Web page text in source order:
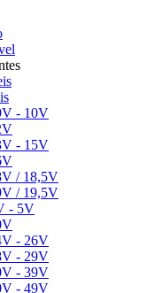
- 10V
- 15V
/ 18,5V
/ 19,5V
- 5V
- 26V
- 29V
- 39V
- 49V